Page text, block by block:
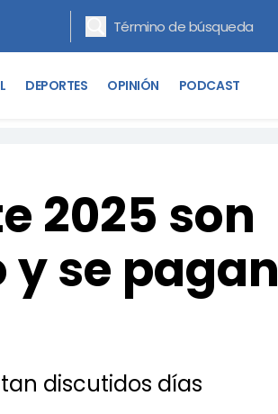
DEPORTES OPINIÓN PODCAST
2025 son
se pagan
discutidos días